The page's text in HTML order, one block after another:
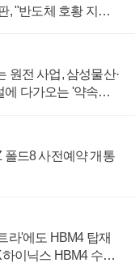
, "반도체 호황 지속
원전 사업, 삼성물산·
에 다가오는 '약속의
폴드8 사전예약 개통
라'에도 HBM4 탑재
이닉스 HBM4 수율